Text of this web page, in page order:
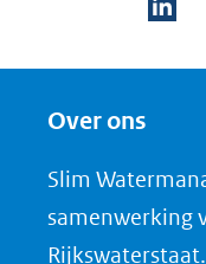
n
o
Over ons
Slim
samenwerking